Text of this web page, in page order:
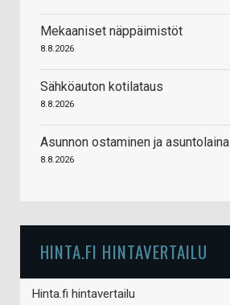
Mekaaniset näppäimistöt
8.8.2026
Sähköauton kotilataus
8.8.2026
Asunnon ostaminen ja asuntolaina
8.8.2026
HINTA.FI HINTAVERTAILU
Hinta.fi hintavertailu